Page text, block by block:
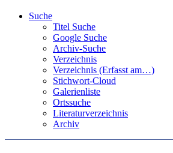
Suche
Titel Suche
Google Suche
Archiv-Suche
Verzeichnis
Verzeichnis (Erfasst am…)
Stichwort-Cloud
Galerienliste
Ortssuche
Literaturverzeichnis
Archiv